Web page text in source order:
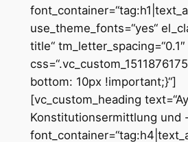
use_theme_fonts=“yes“
title“ tm_letter_spacing=“0.1″
bottom: 10px !important;}“]
[vc_custom_heading
Konstitutionsermittlung und